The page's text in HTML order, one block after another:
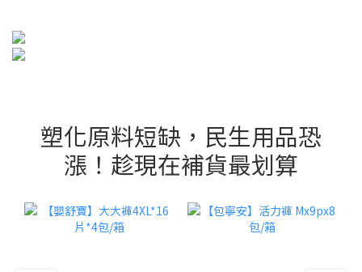
塑化原料短缺，民生用品恐
漲！趁現在補貨最划算